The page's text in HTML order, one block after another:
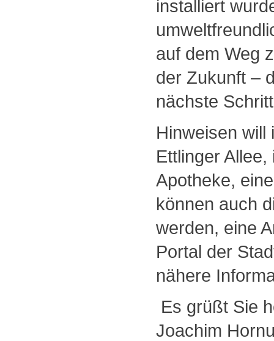
installiert
auf dem Weg
der Zukunft –
nächste
Hinweisen will
Ettlinger
Apotheke,
können auch
werden, eine
Portal der
nähere
Es grüßt Sie
Joachim